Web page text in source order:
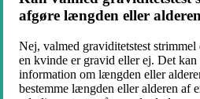
afgøre længden eller
Nej, valmed graviditetstest
en kvinde er gravid eller ej. Det
information om længden eller
bestemme længden eller alderen af